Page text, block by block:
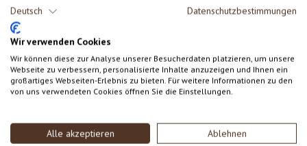
Deutsch Datenschutzbestimmungen
Wir verwenden Cookies
Wir können diese zur Analyse unserer Besucherdaten platzieren, um unsere
Webseite zu verbessern, personalisierte Inhalte anzuzeigen und Ihnen ein
großartiges Webseiten-Erlebnis zu bieten. Für weitere Informationen zu den
von uns verwendeten Cookies öffnen Sie die Einstellungen.
Alle akzeptieren Ablehnen
Salz/sale 0,0 g
ZUTATEN
100% reines Mandelöl*, nativ